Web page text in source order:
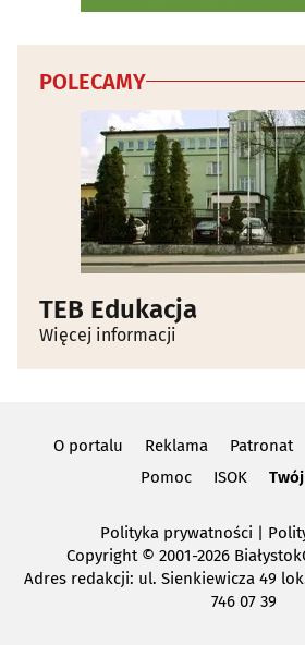
Zegarmistrze, zegary, zegarki(8)
Zoologiczne sklepy(22)
POLECAMY
TEB Edukacja
Więcej informacji
O portalu Reklama Patronat
Pomoc
ISOK
Polityka prywatności |
Copyright© 2001-2026
Adres redakcji: ul. Sienkiewicza 49
746 07 39